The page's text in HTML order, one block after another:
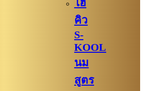
ไฮ
คิว
S-
KOOL
นม
สูตร